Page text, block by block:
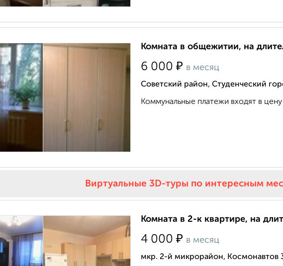
Комната в общежитии, на
6 000 ₽ в месяц
Советский район, Студенческий
Коммунальные платежи входят в
Виртуальные 3D-туры по интересным
Комната в 2-к квартире, на
4 000 ₽ в месяц
мкр. 2-й микрорайон, Космонавтов